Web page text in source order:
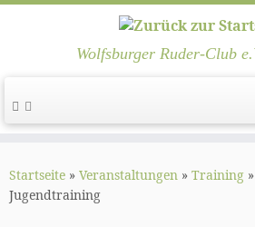
Inhalt
springen
Wolfsburger Ruder-Club
Startseite » Veranstaltungen » Training »
Jugendtraining